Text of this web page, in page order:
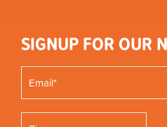
SIGNUP FOR OUR